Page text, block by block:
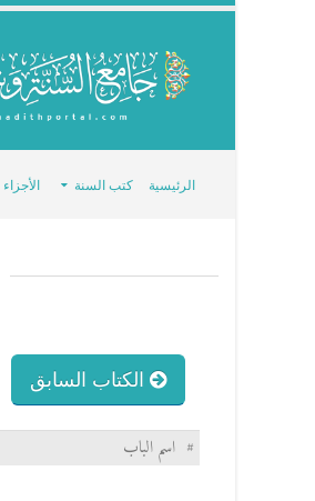
الرئيسية كتب السنة الأجزاء
الكتاب السابق
# اسم الباب